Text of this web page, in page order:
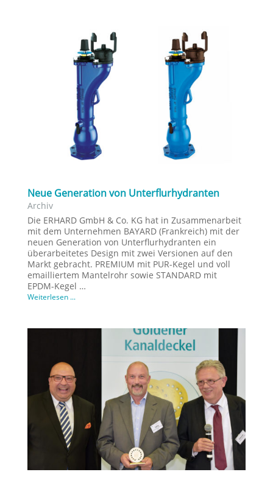
Neue Generation von Unterflurhydranten
Archiv
Die ERHARD GmbH & Co. KG hat in Zusammenarbeit
mit dem Unternehmen BAYARD (Frankreich) mit der
neuen Generation von Unterflurhydranten ein
überarbeitetes Design mit zwei Versionen auf den
Markt gebracht. PREMIUM mit PUR-Kegel und voll
emailliertem Mantelrohr sowie STANDARD mit
EPDM-Kegel …
Weiterlesen ...